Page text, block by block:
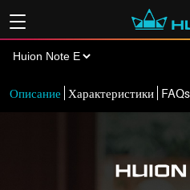
Описание Характеристики FAQs